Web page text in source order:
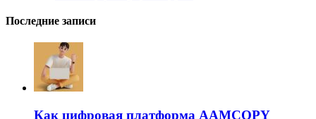
Последние записи
Как цифровая платформа AAMCOPY